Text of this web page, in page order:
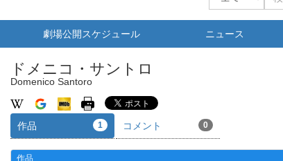
劇場公開スケジュール ニュース
ドメニコ・サントロ
Domenico Santoro
作品 1 コメント 0
作品